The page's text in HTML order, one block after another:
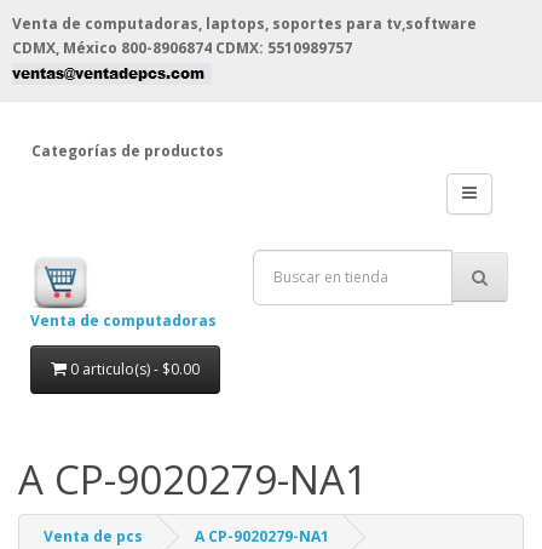
Venta de computadoras, laptops, soportes para tv,software
CDMX, México 800-8906874 CDMX: 5510989757
Categorías de productos
Venta de computadoras
0 articulo(s) - $0.00
A CP-9020279-NA1
Venta de pcs A CP-9020279-NA1